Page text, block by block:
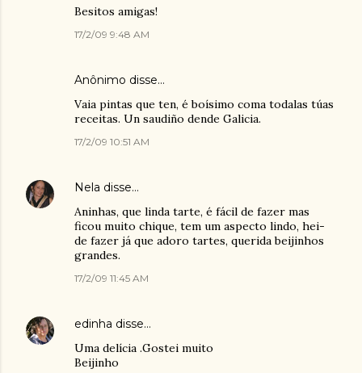
Besitos amigas!
17/2/09 9:48 AM
Anônimo disse…
Vaia pintas que ten, é boísimo coma todalas túas
receitas. Un saudiño dende Galicia.
17/2/09 10:51 AM
Nela disse…
Aninhas, que linda tarte, é fácil de fazer mas
ficou muito chique, tem um aspecto lindo, hei-
de fazer já que adoro tartes, querida beijinhos
grandes.
17/2/09 11:45 AM
edinha disse…
Uma delícia .Gostei muito
Beijinho